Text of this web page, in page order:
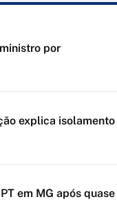
por
explica isolamento
em MG após quase